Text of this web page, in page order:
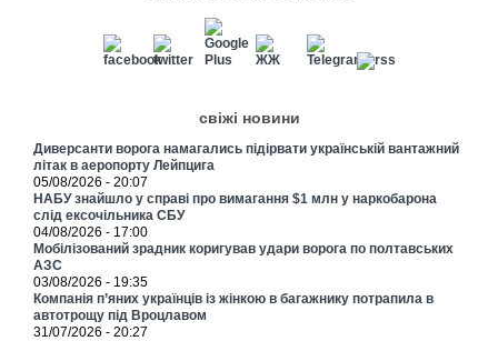
свіжі новини
Диверсанти ворога намагались підірвати українській вантажний
літак в аеропорту Лейпцига
05/08/2026 - 20:07
НАБУ знайшло у справі про вимагання $1 млн у наркобарона
слід ексочільника СБУ
04/08/2026 - 17:00
Мобілізований зрадник коригував удари ворога по полтавських
АЗС
03/08/2026 - 19:35
Компанія п’яних українців із жінкою в багажнику потрапила в
автотрощу під Вроцлавом
31/07/2026 - 20:27